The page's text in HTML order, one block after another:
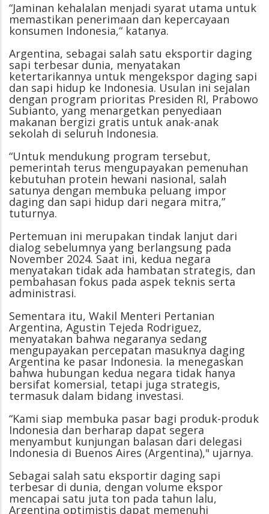
“Jaminan kehalalan menjadi syarat utama untuk
memastikan penerimaan dan kepercayaan
konsumen Indonesia,“ katanya.
Argentina, sebagai salah satu eksportir daging
sapi terbesar dunia, menyatakan
ketertarikannya untuk mengekspor daging sapi
dan sapi hidup ke Indonesia. Usulan ini sejalan
dengan program prioritas Presiden RI, Prabowo
Subianto, yang menargetkan penyediaan
makanan bergizi gratis untuk anak-anak
sekolah di seluruh Indonesia.
“Untuk mendukung program tersebut,
pemerintah terus mengupayakan pemenuhan
kebutuhan protein hewani nasional, salah
satunya dengan membuka peluang impor
daging dan sapi hidup dari negara mitra,”
tuturnya.
Pertemuan ini merupakan tindak lanjut dari
dialog sebelumnya yang berlangsung pada
November 2024. Saat ini, kedua negara
menyatakan tidak ada hambatan strategis, dan
pembahasan fokus pada aspek teknis serta
administrasi.
Sementara itu, Wakil Menteri Pertanian
Argentina, Agustin Tejeda Rodriguez,
menyatakan bahwa negaranya sedang
mengupayakan percepatan masuknya daging
Argentina ke pasar Indonesia. Ia menegaskan
bahwa hubungan kedua negara tidak hanya
bersifat komersial, tetapi juga strategis,
termasuk dalam bidang investasi.
“Kami siap membuka pasar bagi produk-produk
Indonesia dan berharap dapat segera
menyambut kunjungan balasan dari delegasi
Indonesia di Buenos Aires (Argentina)," ujarnya.
Sebagai salah satu eksportir daging sapi
terbesar di dunia, dengan volume ekspor
mencapai satu juta ton pada tahun lalu,
Argentina optimistis dapat memenuhi